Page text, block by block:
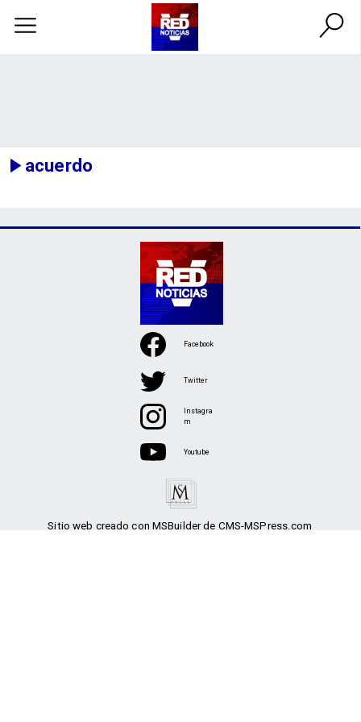
acuerdo
Sitio web creado con MSBuilder de CMS-MSPress.com
Facebook
Twitter
Instagra
m
Youtube